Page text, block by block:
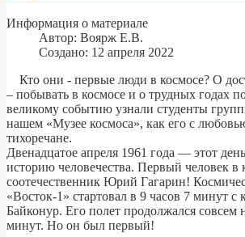
Информация о материале
Автор: Воярж Е.В.
Создано: 12 апреля 2022
Кто они - первые люди в космосе? О
– побывать в космосе и о трудных годах
великому событию узнали студенты
нашем «Музее космоса», как его с
тихоречане.
Двенадцатое апреля 1961 года — этот
историю человечества. Первый человек в
соотечественник Юрий Гагарин!
«Восток-1» стартовал в 9 часов 7 минут с
Байконур. Его полет продолжался совсем
минут. Но он был первый!